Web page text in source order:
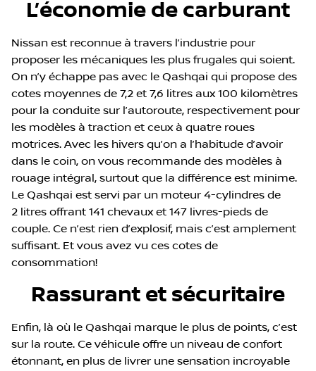
L’économie de carburant
Nissan est reconnue à travers l’industrie pour
proposer les mécaniques les plus frugales qui soient.
On n’y échappe pas avec le Qashqai qui propose des
cotes moyennes de 7,2 et 7,6 litres aux 100 kilomètres
pour la conduite sur l’autoroute, respectivement pour
les modèles à traction et ceux à quatre roues
motrices. Avec les hivers qu’on a l’habitude d’avoir
dans le coin, on vous recommande des modèles à
rouage intégral, surtout que la différence est minime.
Le Qashqai est servi par un moteur 4-cylindres de
2 litres offrant 141 chevaux et 147 livres-pieds de
couple. Ce n’est rien d’explosif, mais c’est amplement
suffisant. Et vous avez vu ces cotes de
consommation!
Rassurant et sécuritaire
Enfin, là où le Qashqai marque le plus de points, c’est
sur la route. Ce véhicule offre un niveau de confort
étonnant, en plus de livrer une sensation incroyable